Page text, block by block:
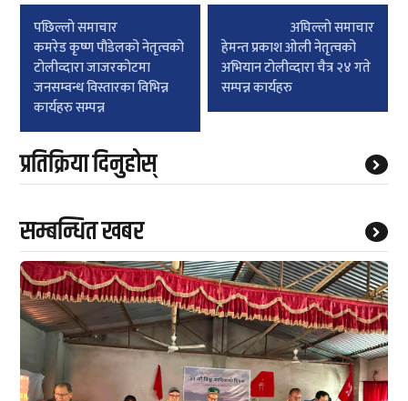
Post
navigation
पछिल्लाे समाचार
कमरेड कृष्ण पौडेलको नेतृत्वको
टोलीव्दारा जाजरकोटमा
जनसम्वन्ध विस्तारका विभिन्न
कार्यहरु सम्पन्न
अघिल्लाे समाचार
हेमन्त प्रकाश ओली नेतृत्वको
अभियान टोलीव्दारा चैत्र २४ गते
सम्पन्न कार्यहरु
प्रतिक्रिया दिनुहोस्
सम्बन्धित खबर